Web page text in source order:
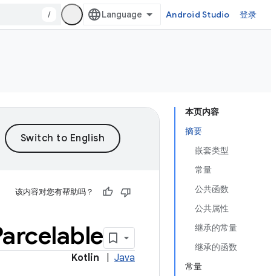
/ Android Studio 登录
本页内容
摘要
嵌套类型
常量
公共函数
公共属性
继承的常量
继承的函数
常量
该内容对您有帮助吗？
Kotlin Java